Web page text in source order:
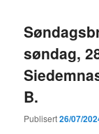
søndag,
B.
Publisert26/07/